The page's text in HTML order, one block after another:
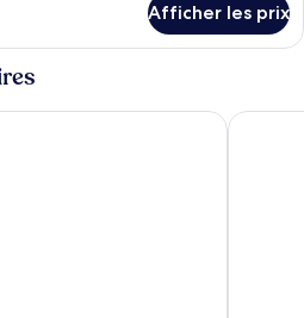
Afficher les prix
Hotel